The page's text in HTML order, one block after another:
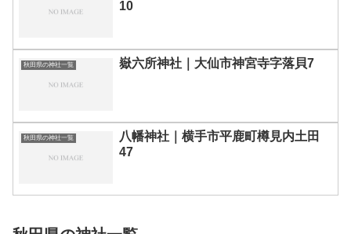
10
秋田県の神社一覧 嶽六所神社｜大仙市神宮寺字落貝7
秋田県の神社一覧
八幡神社｜横手市平鹿町樽見内土田
47